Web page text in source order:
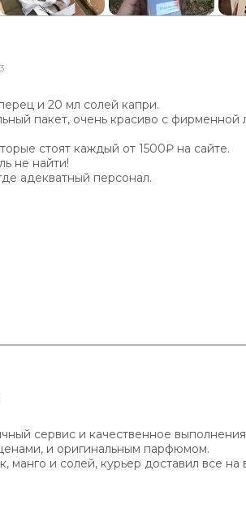
и 20 мл солей капри.
пакет, очень красиво с фирменной
стоят каждый от 1500₽ на сайте.
не найти!
адекватный персонал.
сервис и качественное выполнения
и оригинальным парфюмом.
манго и солей, курьер доставил все